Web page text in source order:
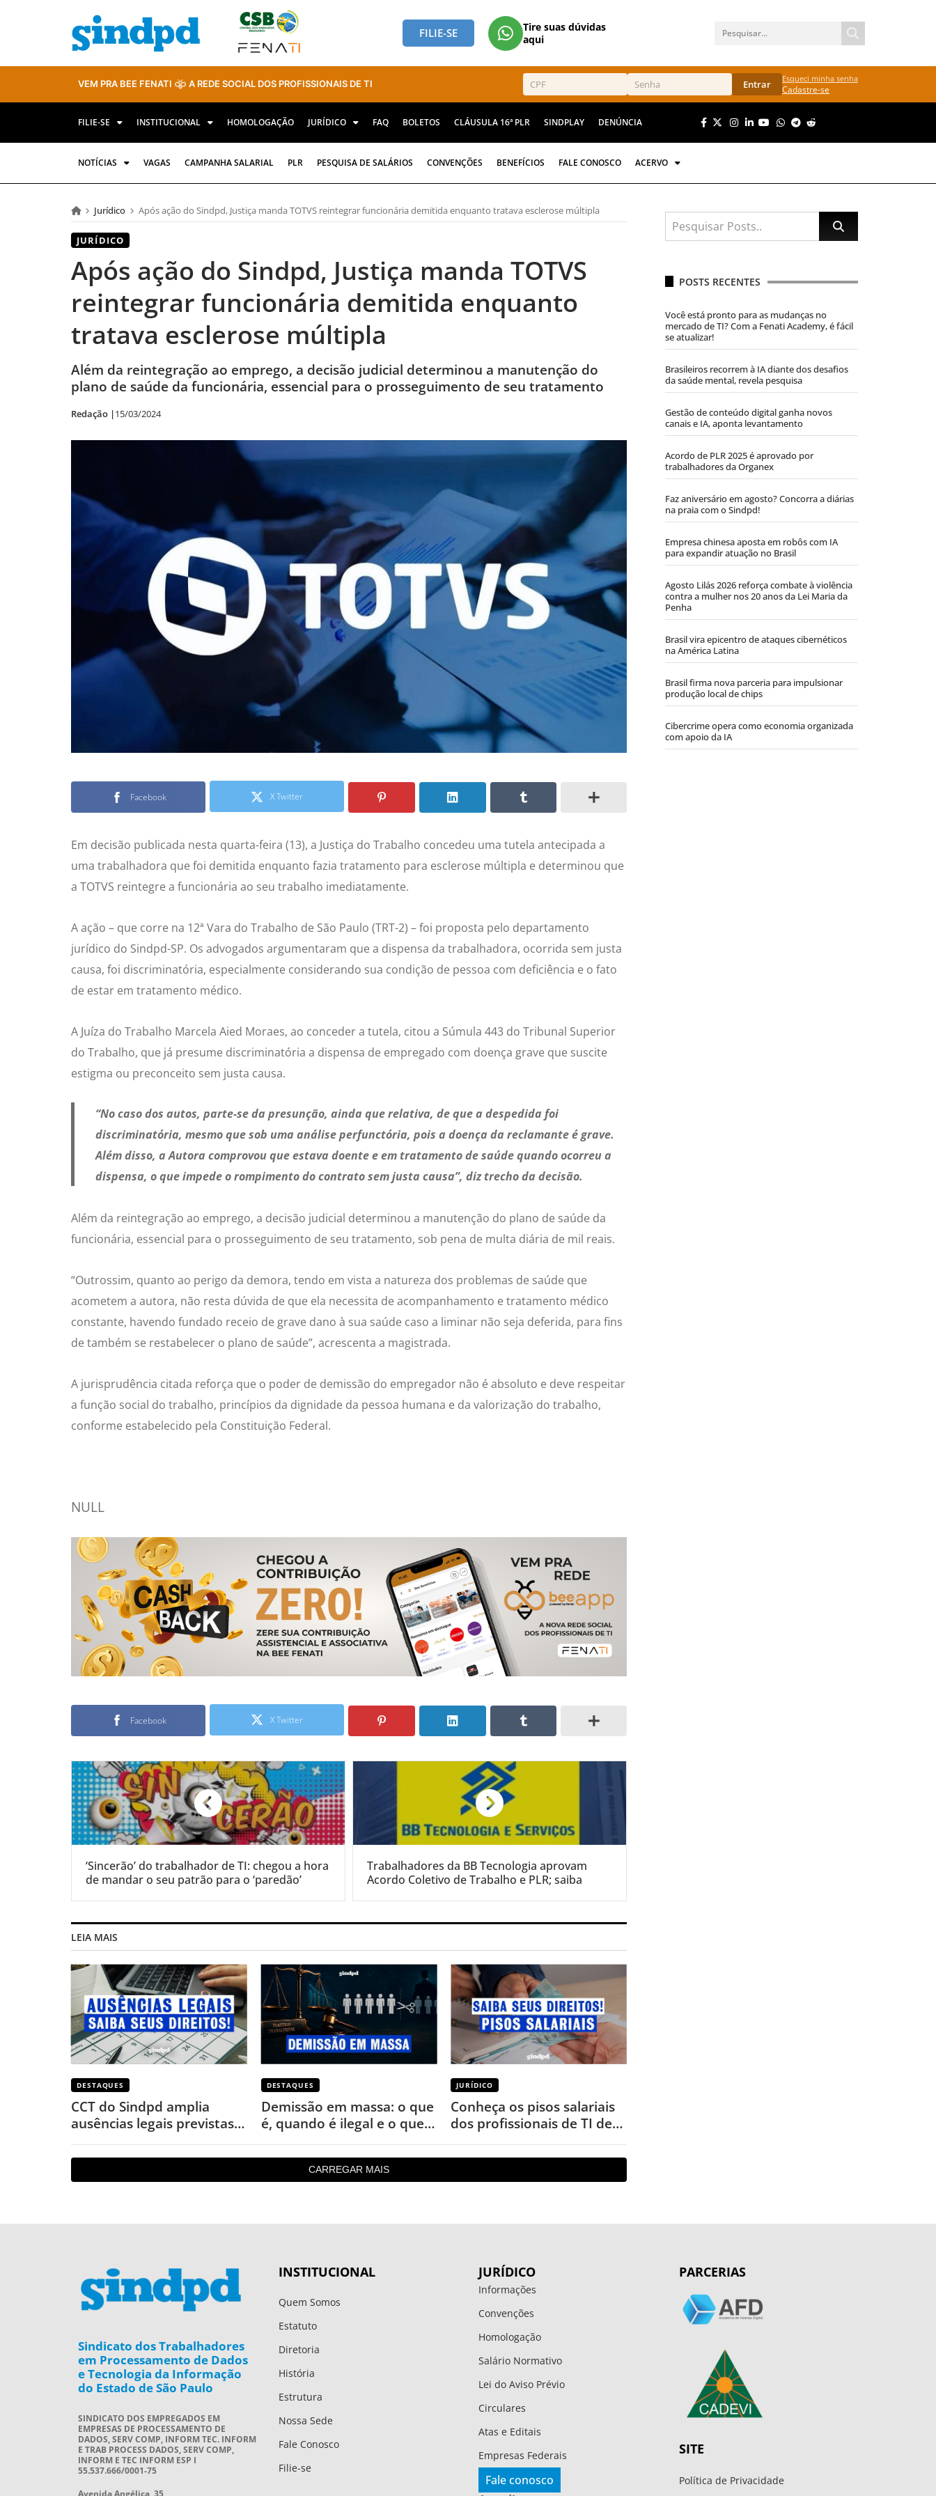
FILIE-SE
Tire suas dúvidas
aqui
VEM PRA BEE FENATI A REDE SOCIAL DOS PROFISSIONAIS DE TI Entrar Esqueci minha senha
Cadastre-se
FILIE-SE INSTITUCIONAL HOMOLOGAÇÃO JURÍDICO FAQ BOLETOS CLÁUSULA 16ª PLR SINDPLAY DENÚNCIA
NOTÍCIAS VAGAS CAMPANHA SALARIAL PLR PESQUISA DE SALÁRIOS CONVENÇÕES BENEFÍCIOS FALE CONOSCO ACERVO
Jurídico Após ação do Sindpd, Justiça manda TOTVS reintegrar funcionária demitida enquanto tratava esclerose múltipla
JURÍDICO
Após ação do Sindpd, Justiça manda TOTVS
reintegrar funcionária demitida enquanto
tratava esclerose múltipla
Além da reintegração ao emprego, a decisão judicial determinou a manutenção do
plano de saúde da funcionária, essencial para o prosseguimento de seu tratamento
Redação |15/03/2024
Facebook X Twitter
Em decisão publicada nesta quarta-feira (13), a Justiça do Trabalho concedeu uma tutela antecipada a
uma trabalhadora que foi demitida enquanto fazia tratamento para esclerose múltipla e determinou que
a TOTVS reintegre a funcionária ao seu trabalho imediatamente.
A ação – que corre na 12ª Vara do Trabalho de São Paulo (TRT-2) – foi proposta pelo departamento
jurídico do Sindpd-SP. Os advogados argumentaram que a dispensa da trabalhadora, ocorrida sem justa
causa, foi discriminatória, especialmente considerando sua condição de pessoa com deficiência e o fato
de estar em tratamento médico.
A Juíza do Trabalho Marcela Aied Moraes, ao conceder a tutela, citou a Súmula 443 do Tribunal Superior
do Trabalho, que já presume discriminatória a dispensa de empregado com doença grave que suscite
estigma ou preconceito sem justa causa.
“No caso dos autos, parte-se da presunção, ainda que relativa, de que a despedida foi
discriminatória, mesmo que sob uma análise perfunctória, pois a doença da reclamante é grave.
Além disso, a Autora comprovou que estava doente e em tratamento de saúde quando ocorreu a
dispensa, o que impede o rompimento do contrato sem justa causa”, diz trecho da decisão.
Além da reintegração ao emprego, a decisão judicial determinou a manutenção do plano de saúde da
funcionária, essencial para o prosseguimento de seu tratamento, sob pena de multa diária de mil reais.
“Outrossim, quanto ao perigo da demora, tendo em vista a natureza dos problemas de saúde que
acometem a autora, não resta dúvida de que ela necessita de acompanhamento e tratamento médico
constante, havendo fundado receio de grave dano à sua saúde caso a liminar não seja deferida, para fins
de também se restabelecer o plano de saúde”, acrescenta a magistrada.
A jurisprudência citada reforça que o poder de demissão do empregador não é absoluto e deve respeitar
a função social do trabalho, princípios da dignidade da pessoa humana e da valorização do trabalho,
conforme estabelecido pela Constituição Federal.
NULL
Facebook X Twitter
‘Sincerão’ do trabalhador de TI: chegou a hora
de mandar o seu patrão para o ‘paredão’
Trabalhadores da BB Tecnologia aprovam
Acordo Coletivo de Trabalho e PLR; saiba
LEIA MAIS
DESTAQUES
CCT do Sindpd amplia
ausências legais previstas
na CLT; conheça prazos e
condições
DESTAQUES
Demissão em massa: o que
é, quando é ilegal e o que
fazer para proteger seus
direitos
JURÍDICO
Conheça os pisos salariais
dos profissionais de TI de
São Paulo!
CARREGAR MAIS
POSTS RECENTES
Você está pronto para as mudanças no
mercado de TI? Com a Fenati Academy, é fácil
se atualizar!
Brasileiros recorrem à IA diante dos desafios
da saúde mental, revela pesquisa
Gestão de conteúdo digital ganha novos
canais e IA, aponta levantamento
Acordo de PLR 2025 é aprovado por
trabalhadores da Organex
Faz aniversário em agosto? Concorra a diárias
na praia com o Sindpd!
Empresa chinesa aposta em robôs com IA
para expandir atuação no Brasil
Agosto Lilás 2026 reforça combate à violência
contra a mulher nos 20 anos da Lei Maria da
Penha
Brasil vira epicentro de ataques cibernéticos
na América Latina
Brasil firma nova parceria para impulsionar
produção local de chips
Cibercrime opera como economia organizada
com apoio da IA
Sindicato dos Trabalhadores
em Processamento de Dados
e Tecnologia da Informação
do Estado de São Paulo
SINDICATO DOS EMPREGADOS EM
EMPRESAS DE PROCESSAMENTO DE
DADOS, SERV COMP, INFORM TEC. INFORM
E TRAB PROCESS DADOS, SERV COMP,
INFORM E TEC INFORM ESP I
55.537.666/0001-75
INSTITUCIONAL
Quem Somos
Estatuto
Diretoria
História
Estrutura
Nossa Sede
Fale Conosco
Filie-se
JURÍDICO
Informações
Convenções
Homologação
Salário Normativo
Lei do Aviso Prévio
Circulares
Atas e Editais
Empresas Federais
Fale conosco
PARCERIAS
SITE
Política de Privacidade